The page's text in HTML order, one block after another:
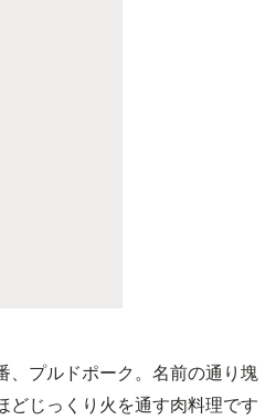
、プルドポーク。名前の通り塊
どじっくり火を通す肉料理です